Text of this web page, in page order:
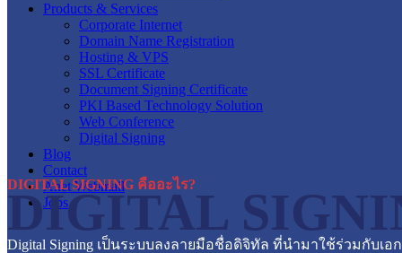
Products & Services
Corporate Internet
Domain Name Registration
Hosting & VPS
SSL Certificate
Document Signing Certificate
PKI Based Technology Solution
Web Conference
Digital Signing
Blog
Contact
Anet Webmail
Jobs
DIGITAL
DIGITAL SIGNING คืออะไร?
Digital Signing เป็นระบบลงลายมือชื่อดิจิทัล ที่นำมาใช้ร่วมกับเ